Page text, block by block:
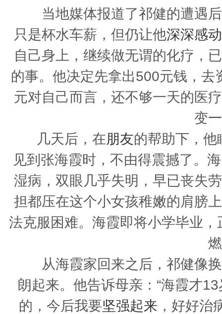
当地媒体报道了祁健的遭遇后
只是杯水车薪，但仍让他深深感动
自己身上，继续做无谓的化疗，
的事。他决定先拿出500元钱，
元对自己而言，还不够一天的医
变
几天后，在朋友的帮助下，
见到张海霞时，不由得震撼了。
湿病，双眼几乎失明，早已丧失
担都压在这个小女孩稚嫩的肩膀
法克服困难。海霞即将小学毕业
从海霞家回来之后，祁健像换
朗起来。他告诉母亲：“海霞才
的，今后我要坚强起来 ，好好治